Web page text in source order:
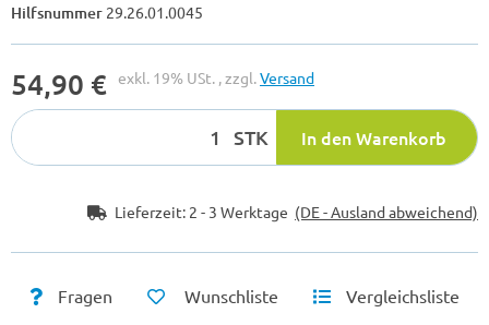
Hilfsnummer 29.26.01.0045
54,90 € exkl. 19% USt. , zzgl.Versand
STK In den Warenkorb
Lieferzeit: 2 - 3 Werktage (DE - Ausland abweichend)
Fragen Wunschliste Vergleichsliste